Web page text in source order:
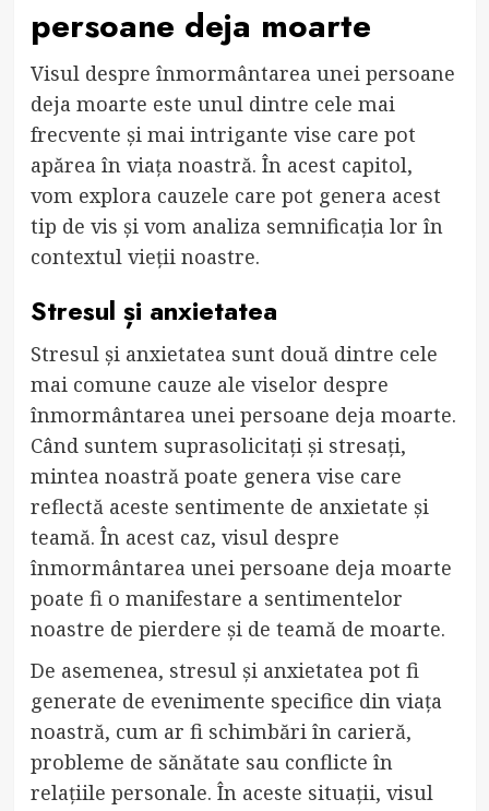
persoane deja moarte
Visul despre înmormântarea unei persoane
deja moarte este unul dintre cele mai
frecvente și mai intrigante vise care pot
apărea în viața noastră. În acest capitol,
vom explora cauzele care pot genera acest
tip de vis și vom analiza semnificația lor în
contextul vieții noastre.
Stresul și anxietatea
Stresul și anxietatea sunt două dintre cele
mai comune cauze ale viselor despre
înmormântarea unei persoane deja moarte.
Când suntem suprasolicitați și stresați,
mintea noastră poate genera vise care
reflectă aceste sentimente de anxietate și
teamă. În acest caz, visul despre
înmormântarea unei persoane deja moarte
poate fi o manifestare a sentimentelor
noastre de pierdere și de teamă de moarte.
De asemenea, stresul și anxietatea pot fi
generate de evenimente specifice din viața
noastră, cum ar fi schimbări în carieră,
probleme de sănătate sau conflicte în
relațiile personale. În aceste situații, visul